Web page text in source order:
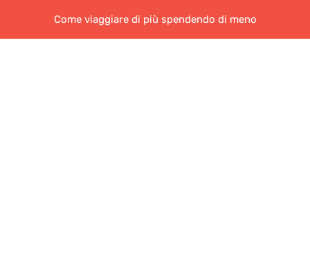
Come viaggiare di più spendendo di meno